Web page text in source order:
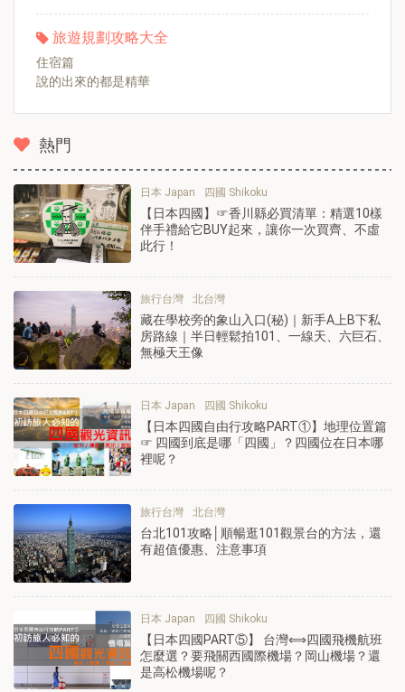
旅遊規劃攻略大全
住宿篇
說的出來的都是精華
熱門
日本 Japan 四國 Shikoku
【日本四國】☞香川縣必買清單：精選10樣
伴手禮給它BUY起來，讓你一次買齊、不虛
此行！
旅行台灣 北台灣
藏在學校旁的象山入口(秘)｜新手A上B下私
房路線｜半日輕鬆拍101、一線天、六巨石、
無極天王像
日本 Japan 四國 Shikoku
【日本四國自由行攻略PART①】地理位置篇
☞ 四國到底是哪「四國」？四國位在日本哪
裡呢？
旅行台灣 北台灣
台北101攻略│順暢逛101觀景台的方法，還
有超值優惠、注意事項
日本 Japan 四國 Shikoku
【日本四國PART⑤】 台灣⟺四國飛機航班
怎麼選？要飛關西國際機場？岡山機場？還
是高松機場呢？